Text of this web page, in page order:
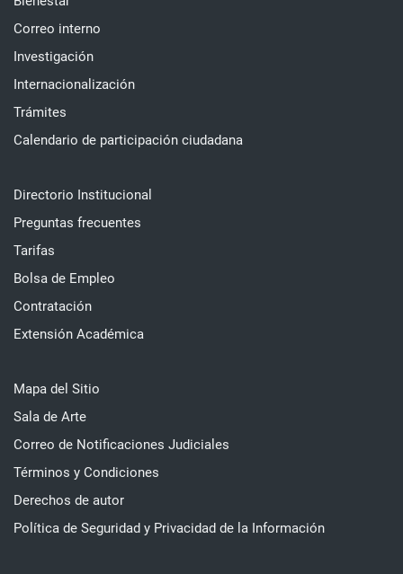
Correo interno
Investigación
Internacionalización
Trámites
Calendario de participación ciudadana
Directorio Institucional
Preguntas frecuentes
Tarifas
Bolsa de Empleo
Contratación
Extensión Académica
Mapa del Sitio
Sala de Arte
Correo de Notificaciones Judiciales
Términos y Condiciones
Derechos de autor
Política de Seguridad y Privacidad de la Información